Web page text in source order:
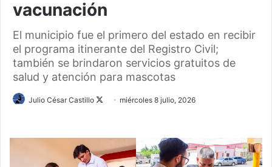
vacunación
El municipio fue el primero del estado en recibir
el programa itinerante del Registro Civil;
también se brindaron servicios gratuitos de
salud y atención para mascotas
Julio César Castillo
Followmiércoles 8 julio, 2026